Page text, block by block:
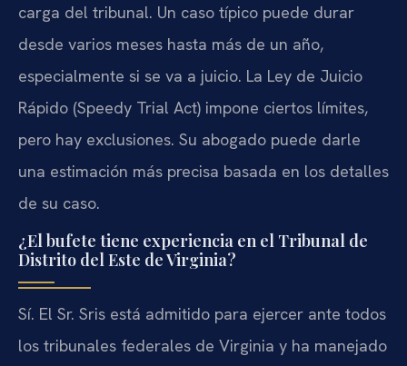
carga del tribunal. Un caso típico puede durar
desde varios meses hasta más de un año,
especialmente si se va a juicio. La Ley de Juicio
Rápido (Speedy Trial Act) impone ciertos límites,
pero hay exclusiones. Su abogado puede darle
una estimación más precisa basada en los detalles
de su caso.
¿El bufete tiene experiencia en el Tribunal de
Distrito del Este de Virginia?
Sí. El Sr. Sris está admitido para ejercer ante todos
los tribunales federales de Virginia y ha manejado